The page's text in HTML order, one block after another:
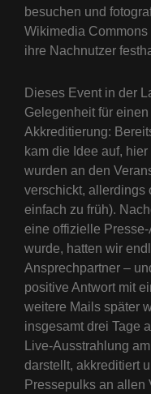
besuchen und
Wikimedia
ihre Nachnutzer
Dieses Event in der
Gelegenheit für
Akkreditierung:
kam die Idee auf,
wurden an den
verschickt, allerdings
einfach zu früh).
eine offizielle
wurde, hatten wir
Ansprechpartner –
positive Antwort mit
weitere Mails später
insgesamt drei Tage
Live-Ausstrahlung
darstellt, akkreditiert
Pressepulks an allen